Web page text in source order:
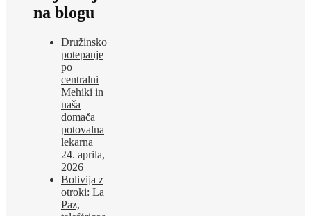
na blogu
Družinsko
potepanje
po
centralni
Mehiki in
naša
domača
potovalna
lekarna
24. aprila,
2026
Bolivija z
otroki: La
Paz,